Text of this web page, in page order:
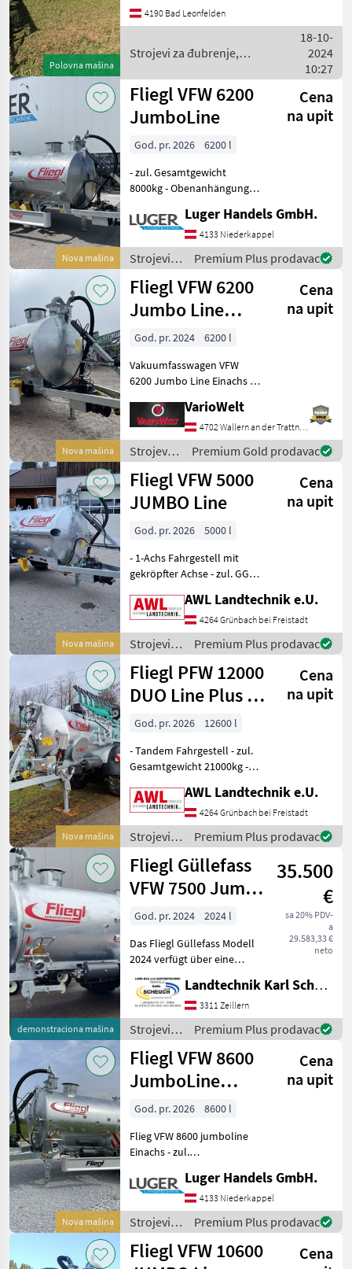
Polovna mašina
Unfallbeschädigt links,
sustav: DL - sustav sa
4190 Bad Leonfelden
Strojevi za đubrenje,
Fliegl
18-10-
2024
10:27
Nova mašina
Fliegl VFW 6200
JumboLine
Cena
na upit
God. pr. 2026
6200 l
- zul. Gesamtgewicht
8000kg - Obenanhängung
Druckluft mit ALB -
Fasskippzylinder mit
Fallstützfuß - 25km/h
Überbreitenausführung -
Ber
Luger Handels GmbH.
4133 Niederkappel
Strojevi
za
đubrenje,
gnojenje i
navodnjavanje
/ Fliegl
Premium Plus prodavac
Nova mašina
Fliegl VFW 6200
Jumbo Line
Einachs
Cena
na upit
God. pr. 2024
6200 l
Vakuumfasswagen VFW
6200 Jumbo Line Einachs -
gekröpfte Achse - zul.
Gesamtgewicht 8000 kg -
verstellbare Zugdeichsel
Obenanhängung - DI
VarioWelt
4702 Wallern an der Trattnach
Strojevi
za
đubrenje,
gnojenje i
navodnjavanje
/ Fliegl
Premium Gold prodavac
Nova mašina
Fliegl VFW 5000
JUMBO Line
Cena
na upit
God. pr. 2026
5000 l
- 1-Achs Fahrgestell mit
gekröpfter Achse - zul. GG.
Lastanpassung -
Obenanhängung mit DIN
Zugöse - Fasskippzylinder
mit Fallstützfuß -
AWL Landtechnik e.U.
4264 Grünbach bei Freistadt
Strojevi
za
đubrenje,
gnojenje i
navodnjavanje
/ Fliegl
Premium Plus prodavac
Nova mašina
Fliegl PFW 12000
DUO Line Plus +
SKATE 150 2.0
Cena
na upit
God. pr. 2026
12600 l
- Tandem Fahrgestell - zul.
Gesamtgewicht 21000kg -
Kugelkopf K80 -
Deichselfederung inkl.
Fasskippzylinder mit
Fallstützfuß - 2-Kreis Druckl
AWL Landtechnik e.U.
4264 Grünbach bei Freistadt
Strojevi
za
đubrenje,
gnojenje i
navodnjavanje
/ Fliegl
Premium Plus prodavac
demonstraciona mašina
Fliegl Güllefass
VFW 7500 Jumbo
Line
35.500
€
sa 20% PDV-
a
29.583,33 €
neto
God. pr. 2024
2024 l
Das Fliegl Güllefass Modell
2024 verfügt über eine
Kapazität von 2024m3 und
wurde im Baujahr 2024
hergestellt. Mit einer Bauart
als Vakuumfass und einer
DL-Anlage mi
Landtechnik Karl Scheuch
3311 Zeillern
Strojevi
za
đubrenje,
gnojenje i
navodnjavanje
/ Fliegl
Premium Plus prodavac
Nova mašina
Fliegl VFW 8600
JumboLine
Einachs
Cena
na upit
God. pr. 2026
8600 l
Flieg VFW 8600 jumboline
Einachs - zul.
Untenanhängung mit
Zugöse - 2-Kreis Druckluft
mit ALB - Fasskippzylinder
mit Fallstützfuß - 25
Luger Handels GmbH.
4133 Niederkappel
Strojevi
za
đubrenje,
Premium Plus prodavac
Fliegl VFW 10600
Cena